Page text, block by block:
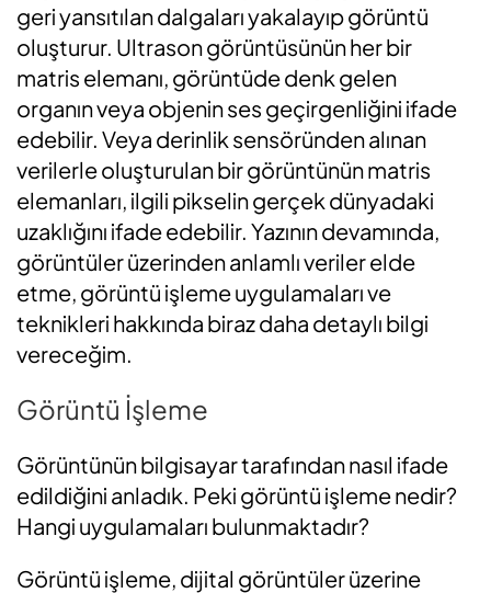
geri yansıtılan dalgaları yakalayıp görüntü
oluşturur. Ultrason görüntüsünün her bir
matris elemanı, görüntüde denk gelen
organın veya objenin ses geçirgenliğini ifade
edebilir. Veya derinlik sensöründen alınan
verilerle oluşturulan bir görüntünün matris
elemanları, ilgili pikselin gerçek dünyadaki
uzaklığını ifade edebilir. Yazının devamında,
görüntüler üzerinden anlamlı veriler elde
etme, görüntü işleme uygulamaları ve
teknikleri hakkında biraz daha detaylı bilgi
vereceğim.
Görüntü İşleme
Görüntünün bilgisayar tarafından nasıl ifade
edildiğini anladık. Peki görüntü işleme nedir?
Hangi uygulamaları bulunmaktadır?
Görüntü işleme, dijital görüntüler üzerine